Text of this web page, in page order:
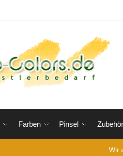
Farben Pinsel Zubehör
Wir